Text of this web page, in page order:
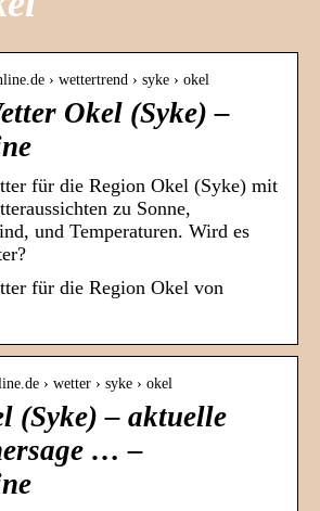
› wettertrend › syke › okel
Okel (Syke) –
für die Region Okel (Syke) mit
zu Sonne,
und Temperaturen. Wird es
für die Region Okel von
› wetter › syke › okel
(Syke) – aktuelle
… –